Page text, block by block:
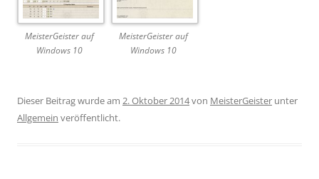
MeisterGeister auf
Windows 10
MeisterGeister auf
Windows 10
Dieser Beitrag wurde am 2. Oktober 2014von MeisterGeister unter
Allgemein veröffentlicht.